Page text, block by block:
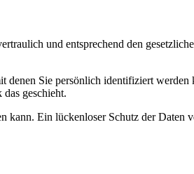
und entsprechend den
denen Sie persönlich identifiziert
geschieht.
kann. Ein lückenloser Schutz der Daten